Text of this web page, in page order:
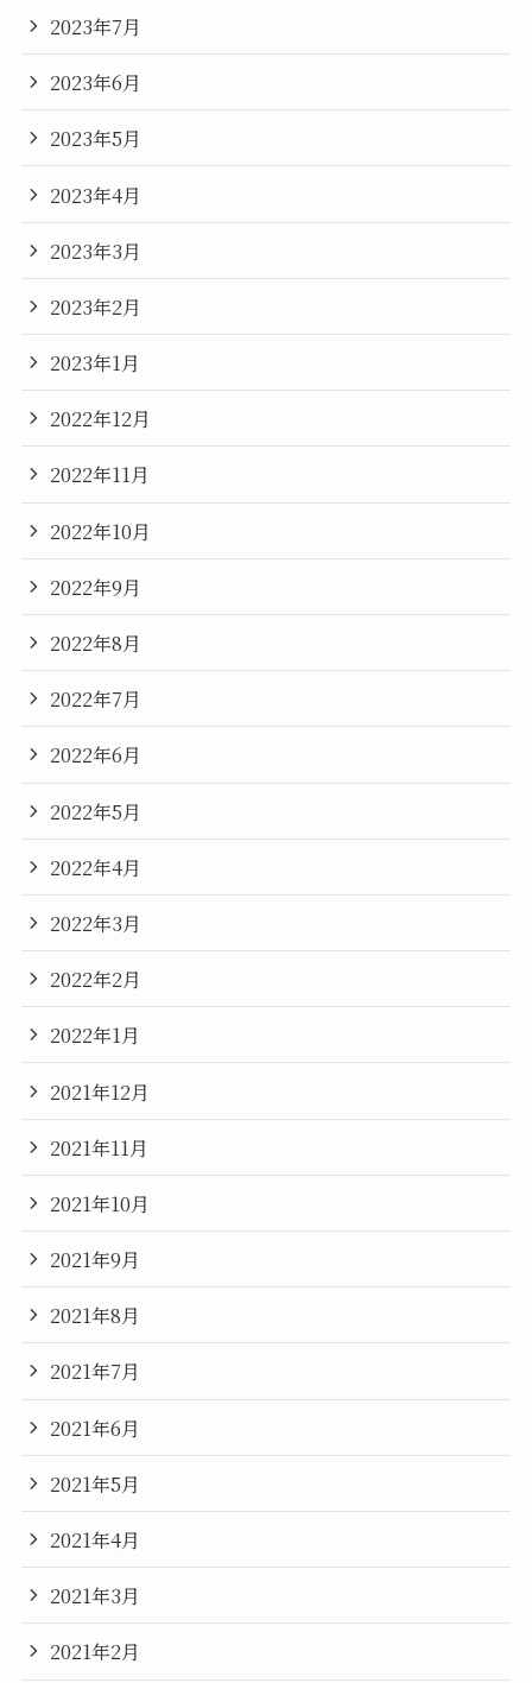
2023年7月
2023年6月
2023年5月
2023年4月
2023年3月
2023年2月
2023年1月
2022年12月
2022年11月
2022年10月
2022年9月
2022年8月
2022年7月
2022年6月
2022年5月
2022年4月
2022年3月
2022年2月
2022年1月
2021年12月
2021年11月
2021年10月
2021年9月
2021年8月
2021年7月
2021年6月
2021年5月
2021年4月
2021年3月
2021年2月